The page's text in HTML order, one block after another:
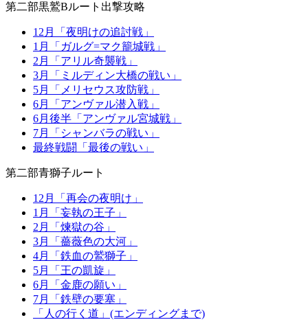
第二部黒鷲Bルート出撃攻略
12月「夜明けの追討戦」
1月「ガルグ=マク籠城戦」
2月「アリル奇襲戦」
3月「ミルディン大橋の戦い」
5月「メリセウス攻防戦」
6月「アンヴァル潜入戦」
6月後半「アンヴァル宮城戦」
7月「シャンバラの戦い」
最終戦闘「最後の戦い」
第二部青獅子ルート
12月「再会の夜明け」
1月「妄執の王子」
2月「煉獄の谷」
3月「薔薇色の大河」
4月「鉄血の鷲獅子」
5月「王の凱旋」
6月「金鹿の願い」
7月「鉄壁の要塞」
「人の行く道」(エンディングまで)